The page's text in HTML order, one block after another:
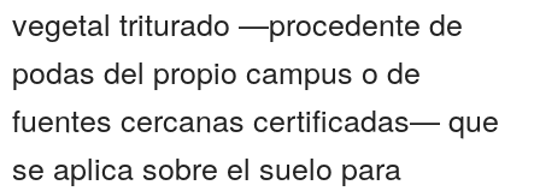
vegetal triturado —procedente de
podas del propio campus o de
fuentes cercanas certificadas— que
se aplica sobre el suelo para